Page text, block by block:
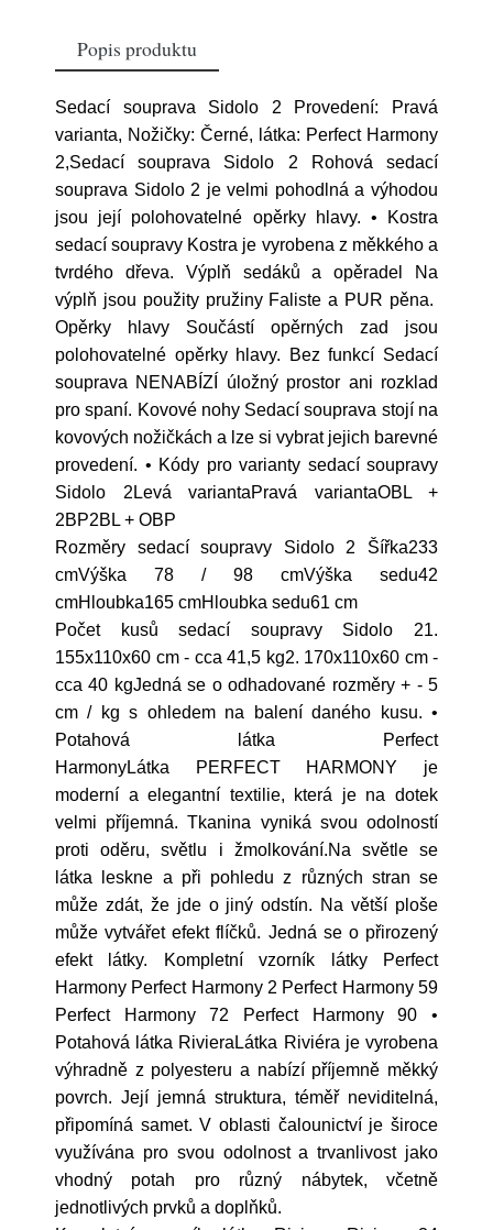
Popis produktu
Sedací souprava Sidolo 2 Provedení: Pravá
varianta, Nožičky: Černé, látka: Perfect Harmony
2,Sedací souprava Sidolo 2 Rohová sedací
souprava Sidolo 2 je velmi pohodlná a výhodou
jsou její polohovatelné opěrky hlavy. • Kostra
sedací soupravy Kostra je vyrobena z měkkého a
tvrdého dřeva. Výplň sedáků a opěradel Na
výplň jsou použity pružiny Faliste a PUR pěna.
Opěrky hlavy Součástí opěrných zad jsou
polohovatelné opěrky hlavy. Bez funkcí Sedací
souprava NENABÍZÍ úložný prostor ani rozklad
pro spaní. Kovové nohy Sedací souprava stojí na
kovových nožičkách a lze si vybrat jejich barevné
provedení. • Kódy pro varianty sedací soupravy
Sidolo 2Levá variantaPravá variantaOBL +
2BP2BL + OBP
Rozměry sedací soupravy Sidolo 2 Šířka233
cmVýška 78 / 98 cmVýška sedu42
cmHloubka165 cmHloubka sedu61 cm
Počet kusů sedací soupravy Sidolo 21.
155x110x60 cm - cca 41,5 kg2. 170x110x60 cm -
cca 40 kgJedná se o odhadované rozměry + - 5
cm / kg s ohledem na balení daného kusu. •
Potahová látka Perfect
HarmonyLátka PERFECT HARMONY je
moderní a elegantní textilie, která je na dotek
velmi příjemná. Tkanina vyniká svou odolností
proti oděru, světlu i žmolkování.Na světle se
látka leskne a při pohledu z různých stran se
může zdát, že jde o jiný odstín. Na větší ploše
může vytvářet efekt flíčků. Jedná se o přirozený
efekt látky. Kompletní vzorník látky Perfect
Harmony Perfect Harmony 2 Perfect Harmony 59
Perfect Harmony 72 Perfect Harmony 90 •
Potahová látka RivieraLátka Riviéra je vyrobena
výhradně z polyesteru a nabízí příjemně měkký
povrch. Její jemná struktura, téměř neviditelná,
připomíná samet. V oblasti čalounictví je široce
využívána pro svou odolnost a trvanlivost jako
vhodný potah pro různý nábytek, včetně
jednotlivých prvků a doplňků.